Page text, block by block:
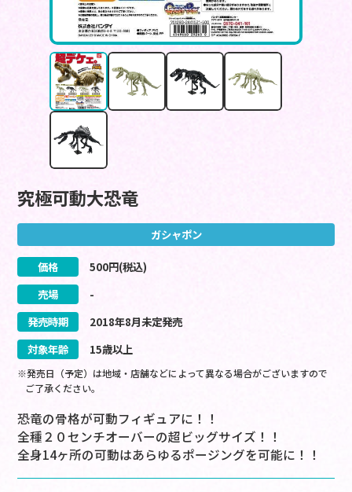
究極可動大恐竜
ガシャポン
価格 500円(税込)
売場
-
発売時期
2018年8月未定発売
対象年齢
15歳以上
※発売日（予定）は地域・店舗などによって異なる場合がございますので
ご了承ください。
恐竜の骨格が可動フィギュアに！！
全種２０センチオーバーの超ビッグサイズ！！
全身14ヶ所の可動はあらゆるポージングを可能に！！